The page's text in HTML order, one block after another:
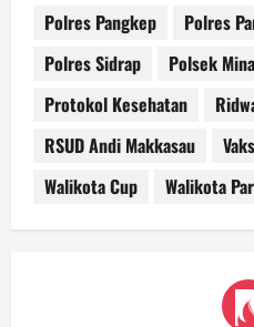
Polres Pangkep
Polres
Polres Sidrap
Polsek
Protokol Kesehatan
RSUD Andi Makkasau
Walikota Cup
Walikota